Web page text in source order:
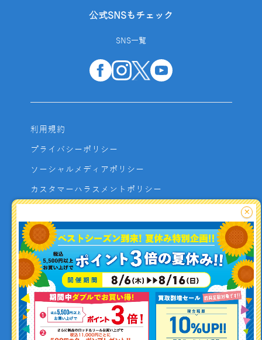
釣り情報を
投稿する
公式SNSもチェック
SNS一覧
利用規約
プライバシーポリシー
ソーシャルメディアポリシー
カスタマーハラスメントポリシー
よくあるご質問
お問い合わせ
利用者資金の保全方法
×